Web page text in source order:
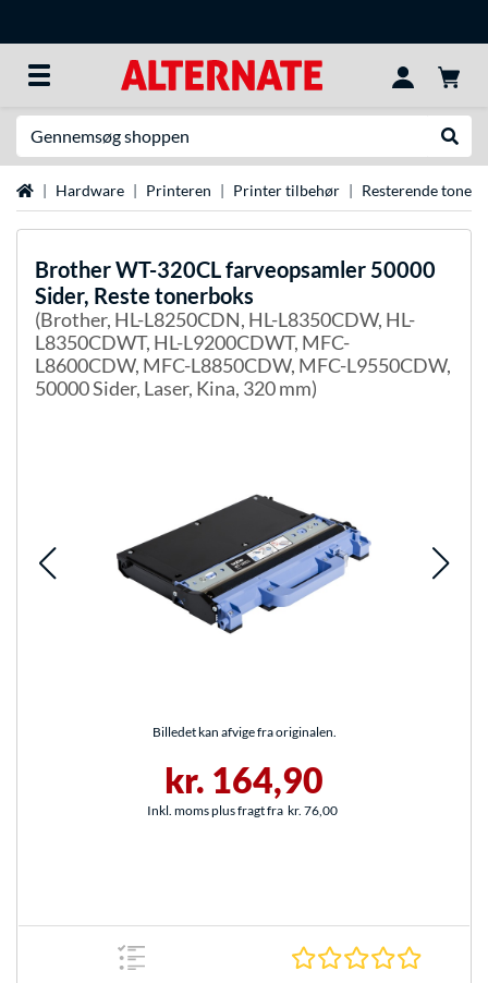
StartsideHardware Printeren Printer tilbehør Resterende toner
BrotherWT-320CL farveopsamler 50000
Sider, Reste tonerboks
(Brother, HL-L8250CDN, HL-L8350CDW, HL-
L8350CDWT, HL-L9200CDWT, MFC-
L8600CDW, MFC-L8850CDW, MFC-L9550CDW,
50000 Sider, Laser, Kina, 320 mm)
Billedet kan afvige fra originalen.
kr. 164,90
Inkl. moms plus fragt fra kr. 76,00